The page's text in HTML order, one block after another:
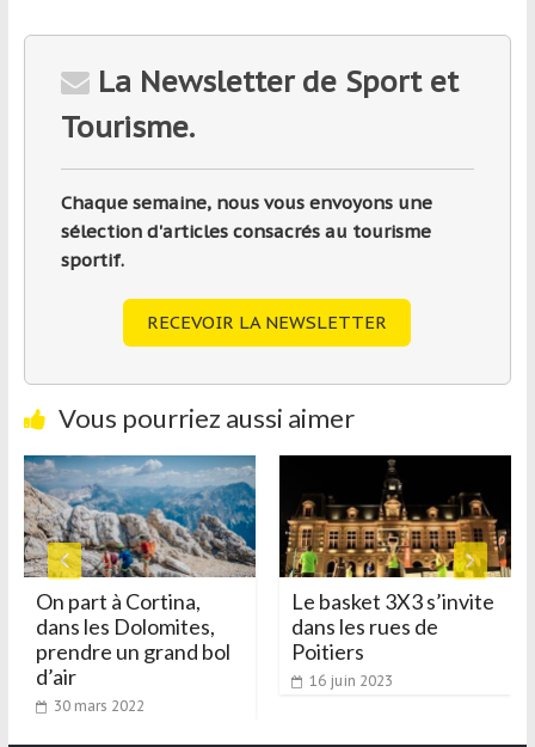
La Newsletter de Sport et
Tourisme.
Chaque semaine, nous vous envoyons une
sélection d'articles consacrés au tourisme
sportif.
RECEVOIR LA NEWSLETTER
Vous pourriez aussi aimer
On part à Cortina,
dans les Dolomites,
prendre un grand bol
d’air
30 mars 2022
Le basket 3X3 s’invite
dans les rues de
Poitiers
16 juin 2023